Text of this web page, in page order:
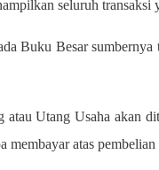
seluruh transaksi
Buku Besar
atau Utang Usaha akan
membayar atas